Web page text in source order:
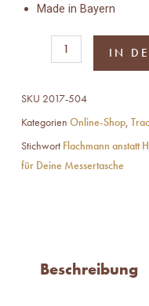
Made in Bayern
Trachtenflascherl
Schnupftabak
Limitierte
Edition
Franz
Joseph
IN
SKU 2017-504
Kategorien Online-Shop,
Stichwort Flachmann anstatt
für Deine Messertasche
Beschreibung